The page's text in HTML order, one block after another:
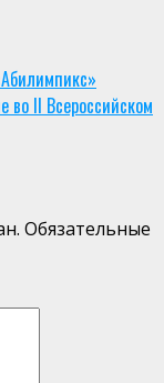
во II Всероссийском
Обязательные